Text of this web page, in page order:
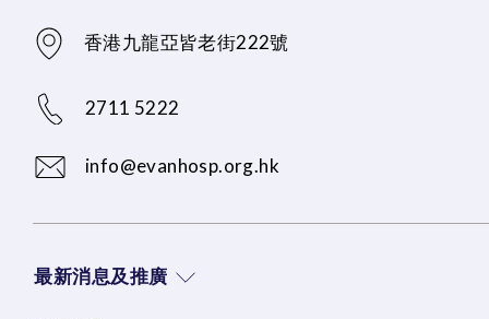
香港九龍亞皆老街222號
2711 5222
info@evanhosp.org.hk
最新消息及推廣